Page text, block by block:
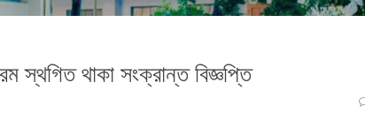
স্থগিত থাকা সংক্রান্ত বিজ্ঞপ্তি